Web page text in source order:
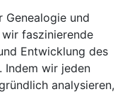
Genealogie und
faszinierende
Entwicklung des
Indem wir jeden
analysieren,